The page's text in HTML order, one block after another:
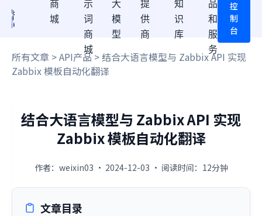
商
城
示
词
商
城
大
模
型
提
供
商
知
识
库
品
和
服
务
控
制
台
所有文章 >API产品> 结合大语言模型与 Zabbix API 实现
Zabbix 模板自动化翻译
结合大语言模型与 Zabbix API 实现
Zabbix 模板自动化翻译
作者：weixin03 · 2024-12-03 · 阅读时间：12分钟
文章目录